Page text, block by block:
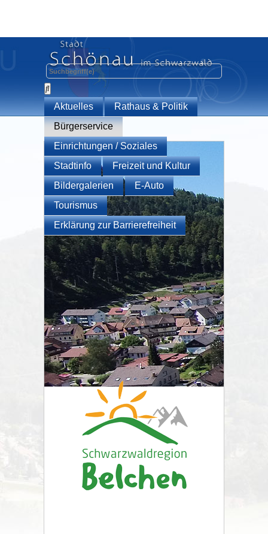
Aktuelles
Rathaus & Politik
Bürgerservice
Einrichtungen / Soziales
Stadtinfo
Freizeit und Kultur
Bildergalerien
E-Auto
Tourismus
Erklärung zur Barrierefreiheit